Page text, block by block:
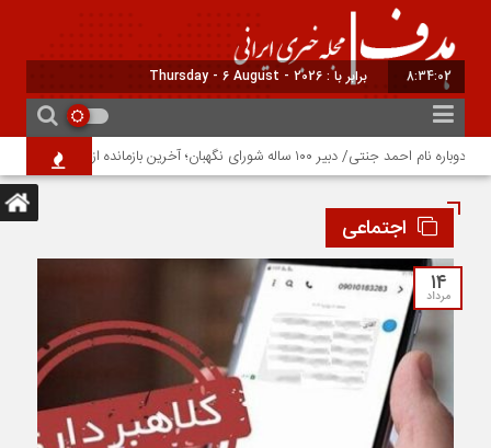
8:34:03 برابر با : Thursday - 6 August - 2026
۱۰۰ ساله شورای نگهبان؛ آخرین بازمانده از نسل نخست انقلاب
اجتماعی
۱۴
مرداد